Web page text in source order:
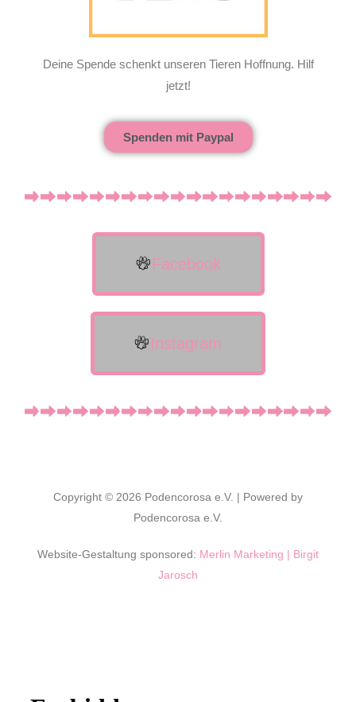
Deine Spende schenkt unseren Tieren Hoffnung. Hilf
jetzt!
Spenden mit Paypal
Facebook
Instagram
Copyright © 2026 Podencorosa e.V. | Powered by
Podencorosa e.V.
Website-Gestaltung sponsored: Merlin Marketing | Birgit
Jarosch